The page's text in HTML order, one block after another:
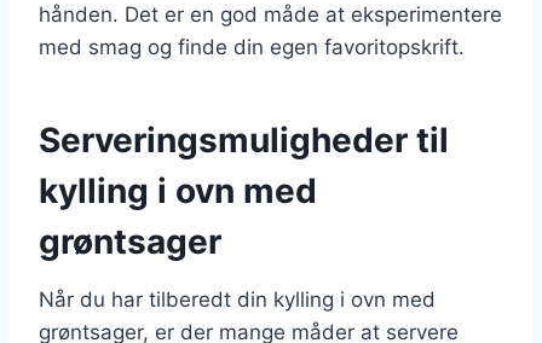
hånden. Det er en god måde at eksperimentere
med smag og finde din egen favoritopskrift.
Serveringsmuligheder til
kylling i ovn med
grøntsager
Når du har tilberedt din kylling i ovn med
grøntsager, er der mange måder at servere